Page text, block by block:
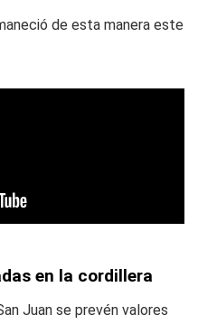
de esta manera este
en la cordillera
Juan se prevén valores